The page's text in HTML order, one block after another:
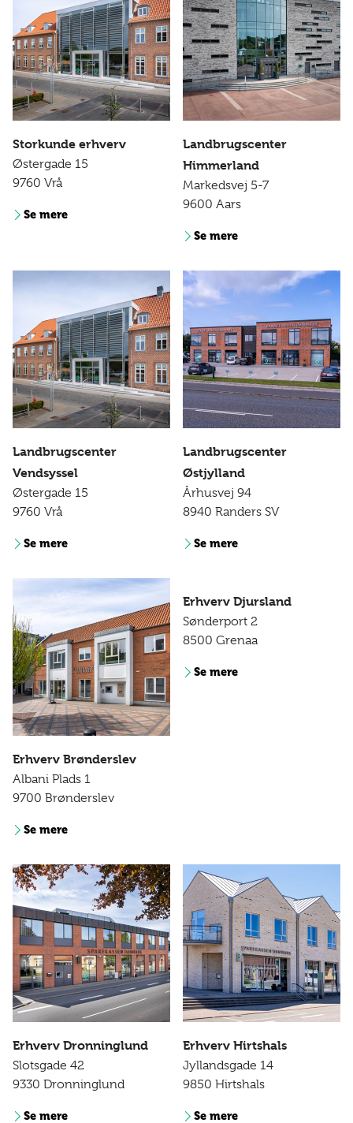
Storkunde erhverv
Østergade 15
9760 Vrå
Se mere
Landbrugscenter
Himmerland
Markedsvej 5-7
9600 Aars
Se mere
Landbrugscenter
Vendsyssel
Østergade 15
9760 Vrå
Se mere
Landbrugscenter
Østjylland
Århusvej 94
8940 Randers SV
Se mere
Erhverv Brønderslev
Albani Plads 1
9700 Brønderslev
Se mere
Erhverv Djursland
Sønderport 2
8500 Grenaa
Se mere
Erhverv Dronninglund
Slotsgade 42
9330 Dronninglund
Se mere
Erhverv Hirtshals
Jyllandsgade 14
9850 Hirtshals
Se mere